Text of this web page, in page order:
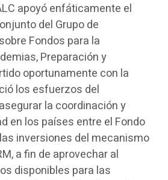
apoyó enfáticamente el
del Grupo de
Fondos para la
Preparación y
oportunamente con la
los esfuerzos del
la coordinación y
en los países entre el Fondo
inversiones del mecanismo
a fin de aprovechar al
disponibles para las